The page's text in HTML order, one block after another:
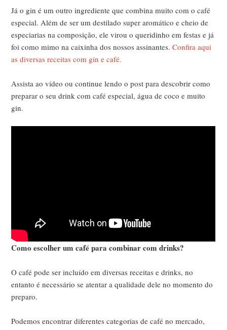
Já o gin é um outro ingrediente que combina muito com o café
especial. Além de ser um destilado super aromático e cheio de
especiarias na composição, ele virou o queridinho em festas e já
foi como mimo na caixinha dos nossos assinantes.Confira aqui
as diversas receitas com gin e café.
Assista ao vídeo ou continue lendo o post para descobrir como
preparar o seu drink com café especial, água de coco e muito
gin.
Como escolher um café para combinar com drinks?
O café pode ser incluído em diversas receitas e drinks, no
entanto é necessário se atentar a qualidade dele no momento do
preparo.
Podemos encontrar diferentes categorias de café no mercado,